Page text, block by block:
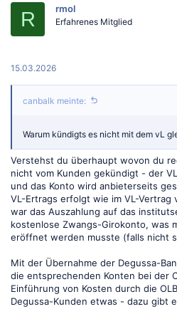
R rmol
Erfahrenes Mitglied
15.03.2026
canbalk meinte:
Warum kündigts es nicht mit dem vL
Verstehst du überhaupt wovon du
nicht vom Kunden gekündigt - der
und das Konto wird anbieterseits
VL-Ertrags erfolgt wie im VL-Vertrag
war das Auszahlung auf das
kostenlose Zwangs-Girokonto, was
eröffnet werden musste (falls nicht
Mit der Übernahme der Degussa-
die entsprechenden Konten bei der
Einführung von Kosten durch die
Degussa-Kunden etwas - dazu gibt